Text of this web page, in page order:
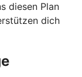
diesen Plan
dich